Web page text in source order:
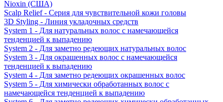
Nioxin (США)
Scalp Relief - Серия для чувствительной кожи головы
3D Styling - Линия укладочных средств
System 1 - Для натуральных волос с намечающейся
тенденцией к выпадению
System 2 - Для заметно редеющих натуральных волос
System 3 - Для окрашенных волос с намечающейся
тенденцией к выпадению
System 4 - Для заметно редеющих окрашенных волос
System 5 - Для химически обработанных волос с
намечающейся тенденцией к выпадению